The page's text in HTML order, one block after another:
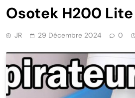
Osotek H200 Lite
JR 29 Décembre 2024 0